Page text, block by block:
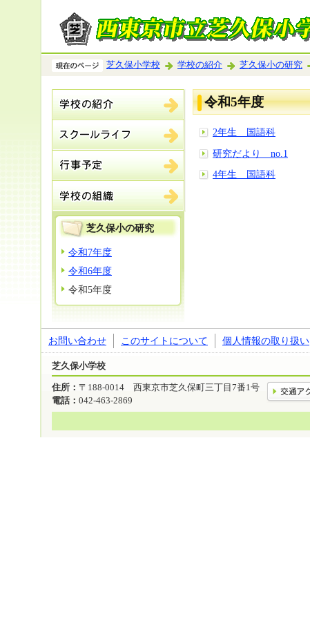
芝久保小学校 学校の紹介 芝久保小の研究
芝久保小の研究
令和7年度
令和6年度
令和5年度
令和5年度
2年生 国語科
研究だより no.1
4年生 国語科
お問い合わせ このサイトについて 個人情報の取り扱い
芝久保小学校
住所： 〒188-0014 西東京市芝久保町三丁目7番1号
電話： 042-463-2869